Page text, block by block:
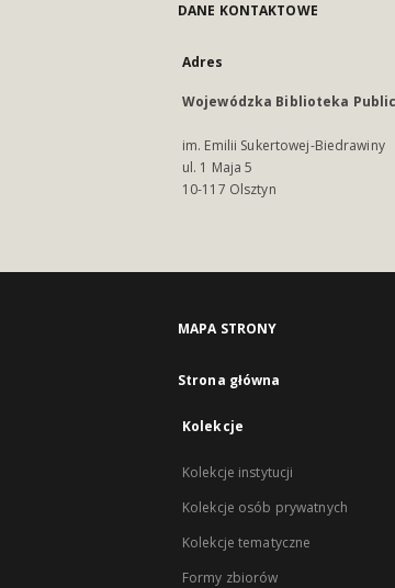
DANE KONTAKTOWE
Adres
Wojewódzka Biblioteka
im. Emilii Sukertowej-Biedrawiny
ul. 1 Maja 5
10-117 Olsztyn
MAPA STRONY
Strona główna
Kolekcje
Kolekcje instytucji
Kolekcje osób prywatnych
Kolekcje tematyczne
Formy zbiorów